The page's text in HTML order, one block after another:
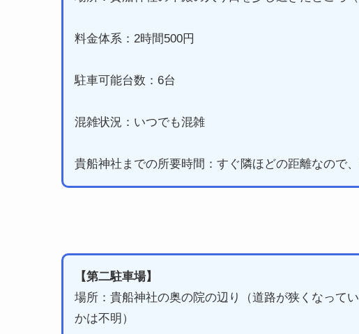
料金体系：2時間500円
駐車可能台数：6台
混雑状況：いつでも混雑
貴船神社までの所要時間：すぐ隣ほどの距離なので
【第二駐車場】
場所：貴船神社の奥の院の辺り（道路が狭くなって
かは不明）